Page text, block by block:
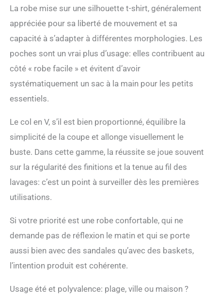
fluide, une robe d'été, une
robe trapèze, une robe
tenues d'été grande taille,
vous pouvez la porter
décontractée ou maillot
de bain bikini Occasion :
décontracté et d'autres
occasions, telles que les
fêtes, les clubs, le travail,
le bureau, l'église, les
vacances, les sorties,
les vacances, les
vêtement : pour maintenir
la forme de la robe d'été
grande taille, lavage à la
main recommandé.
Lavage en machine à
l'eau froide. Ne pas utiliser
La robe mise sur une silhouette t-shirt, généralement
appréciée pour sa liberté de mouvement et sa
capacité à s’adapter à différentes morphologies. Les
poches sont un vrai plus d’usage: elles contribuent au
côté « robe facile » et évitent d’avoir
systématiquement un sac à la main pour les petits
essentiels.
Le col en V, s’il est bien proportionné, équilibre la
simplicité de la coupe et allonge visuellement le
buste. Dans cette gamme, la réussite se joue souvent
sur la régularité des finitions et la tenue au fil des
lavages: c’est un point à surveiller dès les premières
utilisations.
Si votre priorité est une robe confortable, qui ne
demande pas de réflexion le matin et qui se porte
aussi bien avec des sandales qu’avec des baskets,
l’intention produit est cohérente.
Usage été et polyvalence: plage, ville ou maison ?